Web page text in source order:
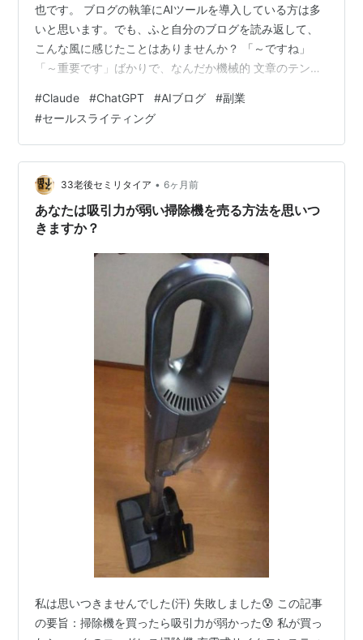
也です。 ブログの執筆にAIツールを導入している方は多
いと思います。でも、ふと自分のブログを読み返して、
こんな風に感じたことはありませんか？ 「～ですね」
「～重要です」ばかりで、なんだか機械的 文章のテンポ
という量産型のニオイがする もし一つでも当てはまるな
ら、今すぐ執筆パートナーを見直すべきかもしれませ
ん。 読者は「AIっぽい文章」から即離脱する 副業ブロガ
ーがClaudeに乗り換えるべき3つの理由 1. 圧倒的な「日
本語の自然さ」と「表現力」 2. 長文の文脈を忘れない
「記憶力」…
#Claude #ChatGPT #AIブログ #副業
#セールスライティング
33老後セミリタイア • 6ヶ月前
あなたは吸引力が弱い掃除機を売る方法を思いつ
きますか？
私は思いつきませんでした(汗) 失敗しました😰 この記事
の要旨：掃除機を買ったら吸引力が弱かった😰 私が買っ